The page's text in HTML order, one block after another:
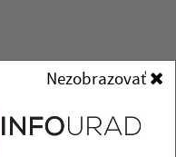
Nezobrazovať